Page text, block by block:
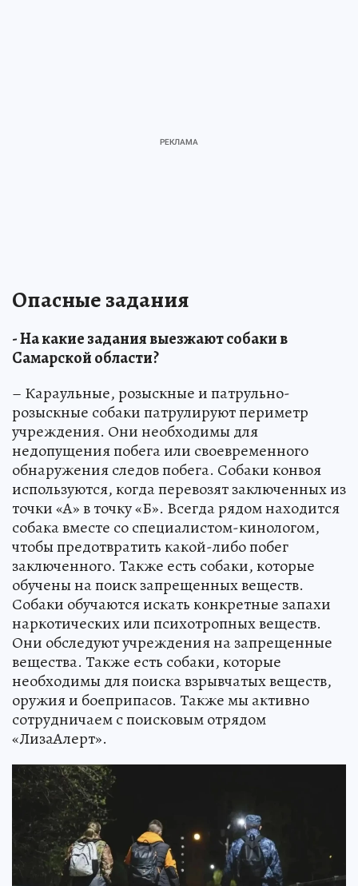
Опасные задания
- На какие задания выезжают собаки в
Самарской области?
– Караульные, розыскные и патрульно-
розыскные собаки патрулируют периметр
учреждения. Они необходимы для
недопущения побега или своевременного
обнаружения следов побега. Собаки конвоя
используются, когда перевозят заключенных из
точки «А» в точку «Б». Всегда рядом находится
собака вместе со специалистом-кинологом,
чтобы предотвратить какой-либо побег
заключенного. Также есть собаки, которые
обучены на поиск запрещенных веществ.
Собаки обучаются искать конкретные запахи
наркотических или психотропных веществ.
Они обследуют учреждения на запрещенные
вещества. Также есть собаки, которые
необходимы для поиска взрывчатых веществ,
оружия и боеприпасов. Также мы активно
сотрудничаем с поисковым отрядом
«ЛизаАлерт».